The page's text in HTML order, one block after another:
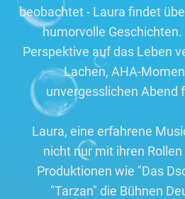
beobachtet - Laura findet
humorvolle
Perspektive auf das Leben
Lachen, AHA-
unvergesslichen Abend
Laura, eine erfahrene
nicht nur mit ihren
Produktionen wie "Das
"Tarzan" die Bühnen